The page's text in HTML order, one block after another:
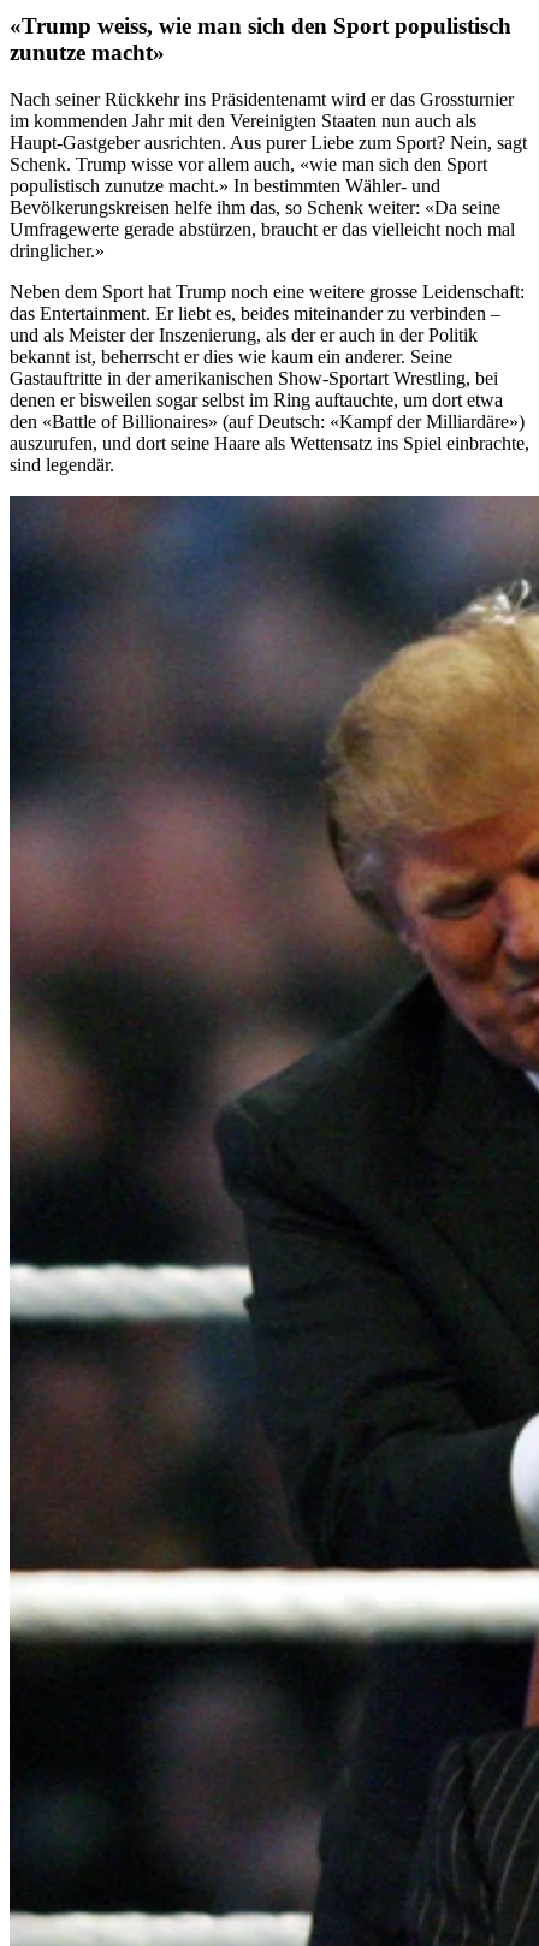
«Trump weiss, wie man sich den Sport populistisch
zunutze macht»
Nach seiner Rückkehr ins Präsidentenamt wird er das Grossturnier
im kommenden Jahr mit den Vereinigten Staaten nun auch als
Haupt-Gastgeber ausrichten. Aus purer Liebe zum Sport? Nein, sagt
Schenk. Trump wisse vor allem auch, «wie man sich den Sport
populistisch zunutze macht.» In bestimmten Wähler- und
Bevölkerungskreisen helfe ihm das, so Schenk weiter: «Da seine
Umfragewerte gerade abstürzen, braucht er das vielleicht noch mal
dringlicher.»
Neben dem Sport hat Trump noch eine weitere grosse Leidenschaft:
das Entertainment. Er liebt es, beides miteinander zu verbinden –
und als Meister der Inszenierung, als der er auch in der Politik
bekannt ist, beherrscht er dies wie kaum ein anderer. Seine
Gastauftritte in der amerikanischen Show-Sportart Wrestling, bei
denen er bisweilen sogar selbst im Ring auftauchte, um dort etwa
den «Battle of Billionaires» (auf Deutsch: «Kampf der Milliardäre»)
auszurufen, und dort seine Haare als Wettensatz ins Spiel einbrachte,
sind legendär.